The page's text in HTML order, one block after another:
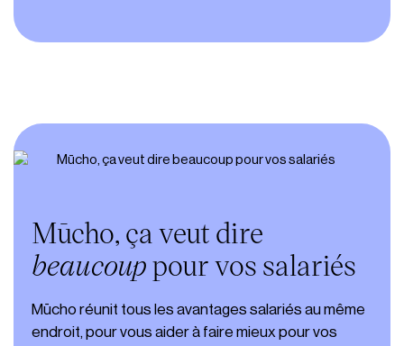
Mūcho, ça veut dire
beaucouppour vos salariés
Mūcho réunit tous les avantages salariés au même
endroit, pour vous aider à faire mieux pour vos